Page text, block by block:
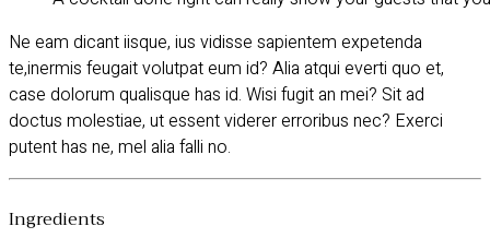
Ne eam dicant iisque, ius vidisse sapientem expetenda
te,inermis feugait volutpat eum id? Alia atqui everti quo et,
case dolorum qualisque has id. Wisi fugit an mei? Sit ad
doctus molestiae, ut essent viderer erroribus nec? Exerci
putent has ne, mel alia falli no.
Ingredients